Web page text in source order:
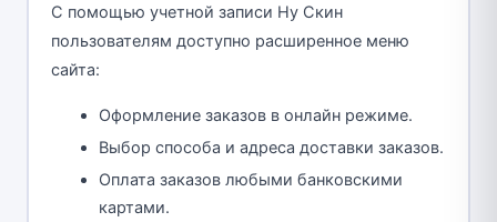
С помощью учетной записи Ну Скин
пользователям доступно расширенное меню
сайта:
Оформление заказов в онлайн режиме.
Выбор способа и адреса доставки заказов.
Оплата заказов любыми банковскими
картами.